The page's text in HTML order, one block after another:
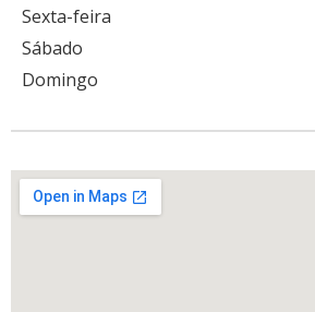
Sexta-feira
Sábado
Domingo